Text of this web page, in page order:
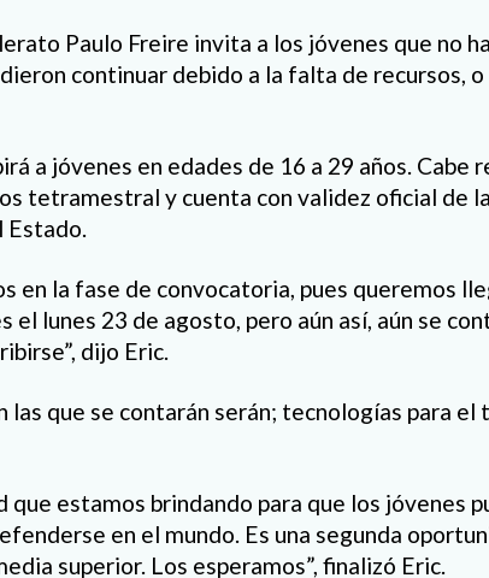
Paulo Freire invita a los jóvenes que no
continuar debido a la falta de recursos, o
a jóvenes en edades de 16 a 29 años. Cabe
tetramestral y cuenta con validez oficial de
Estado.
en la fase de convocatoria, pues queremos
el lunes 23 de agosto, pero aún así, aún se
dijo Eric.
las que se contarán serán; tecnologías para el
que estamos brindando para que los jóvenes
en el mundo. Es una segunda
superior. Los esperamos”, finalizó Eric.